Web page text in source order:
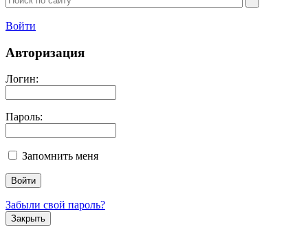
Войти
Авторизация
Логин:
Пароль:
Запомнить меня
Забыли свой пароль?
Закрыть